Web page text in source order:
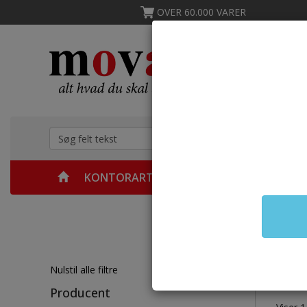
OVER 60.000 VARER
KONTORARTIKLER
Nulstil alle filtre
Producent